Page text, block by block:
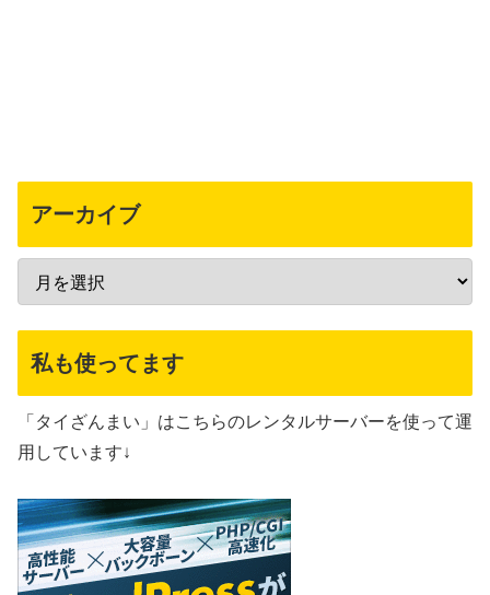
アーカイブ
私も使ってます
「タイざんまい」はこちらのレンタルサーバーを使って運
用しています↓